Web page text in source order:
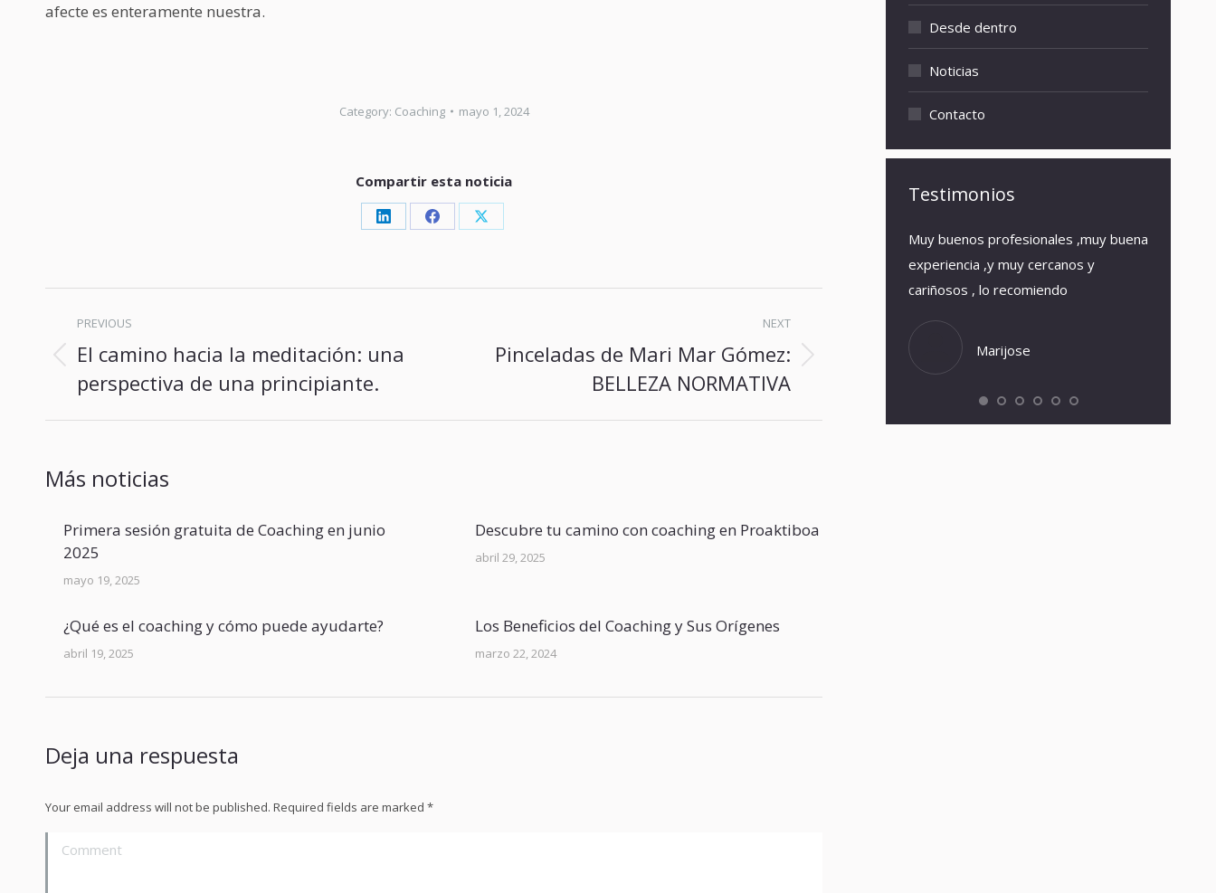
afecte es enteramente nuestra.
Category: Coaching mayo 1, 2024
Compartir esta noticia
Share
LinkedIn
Share
Facebook
Share
X
navigation
PREVIOUS
Previous
post:
El camino hacia la meditación: una
perspectiva de una principiante.
NEXT
Pinceladas de Mari Mar Gómez:
BELLEZA NORMATIVA
Más noticias
Primera sesión gratuita de Coaching en junio
2025
mayo 19, 2025
Descubre tu camino con coaching en Proaktiboa
abril 29, 2025
¿Qué es el coaching y cómo puede ayudarte?
abril 19, 2025
Los Beneficios del Coaching y Sus Orígenes
marzo 22, 2024
Deja una respuesta
Your email address will not be published. Required fields are marked *
Comment
Desde dentro
Noticias
Contacto
Testimonios
puntualidad.
Además son muy majas!.
Os deseo mucho éxito y hasta pronto!
Muy buenos profesionales ,muy buena
experiencia ,y muy cercanos y
cariñosos , lo recomiendo
Marijose